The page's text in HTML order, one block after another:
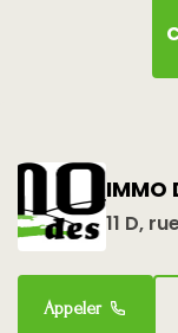
IMMO
11 D,
Appeler